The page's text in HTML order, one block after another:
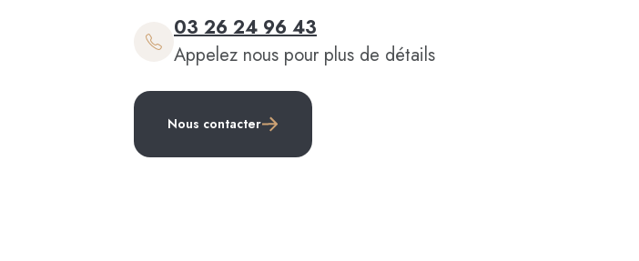
03 26 24 96 43
Appelez nous pour plus de détails
Nous contacter